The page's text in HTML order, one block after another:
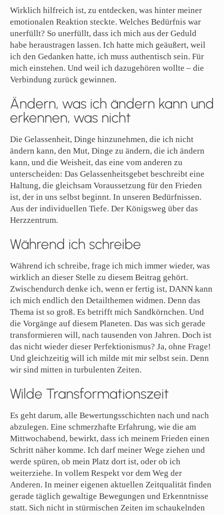
Wirklich hilfreich ist, zu entdecken, was hinter meiner
emotionalen Reaktion steckte. Welches Bedürfnis war
unerfüllt? So unerfüllt, dass ich mich aus der Geduld
habe heraustragen lassen. Ich hatte mich geäußert, weil
ich den Gedanken hatte, ich muss authentisch sein. Für
mich einstehen. Und weil ich dazugehören wollte – die
Verbindung zurück gewinnen.
Ändern, was ich ändern kann und
erkennen, was nicht
Die Gelassenheit, Dinge hinzunehmen, die ich nicht
ändern kann, den Mut, Dinge zu ändern, die ich ändern
kann, und die Weisheit, das eine vom anderen zu
unterscheiden: Das Gelassenheitsgebet beschreibt eine
Haltung, die gleichsam Voraussetzung für den Frieden
ist, der in uns selbst beginnt. In unseren Bedürfnissen.
Aus der individuellen Tiefe. Der Königsweg über das
Herzzentrum.
Während ich schreibe
Während ich schreibe, frage ich mich immer wieder, was
wirklich an dieser Stelle zu diesem Beitrag gehört.
Zwischendurch denke ich, wenn er fertig ist, DANN kann
ich mich endlich den Detailthemen widmen. Denn das
Thema ist so groß. Es betrifft mich Sandkörnchen. Und
die Vorgänge auf diesem Planeten. Das was sich gerade
transformieren will, nach tausenden von Jahren. Doch ist
das nicht wieder dieser Perfektionismus? Ja, ohne Frage!
Und gleichzeitig will ich milde mit mir selbst sein. Denn
wir sind mitten in turbulenten Zeiten.
Wilde Transformationszeit
Es geht darum, alle Bewertungsschichten nach und nach
abzulegen. Eine schmerzhafte Erfahrung, wie die am
Mittwochabend, bewirkt, dass ich meinem Frieden einen
Schritt näher komme. Ich darf meiner Wege ziehen und
werde spüren, ob mein Platz dort ist, oder ob ich
weiterziehe. In vollem Respekt vor dem Weg der
Anderen. In meiner eigenen aktuellen Zeitqualität finden
gerade täglich gewaltige Bewegungen und Erkenntnisse
statt. Sich nicht in stürmischen Zeiten im schaukelnden